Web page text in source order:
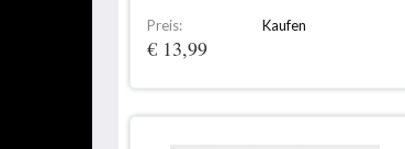
Preis:
€ 13,99
Kaufen